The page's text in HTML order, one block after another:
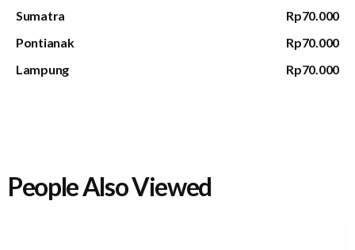
Sumatra
Rp70.000
Pontianak
Rp70.000
Lampung
Rp70.000
People Also Viewed